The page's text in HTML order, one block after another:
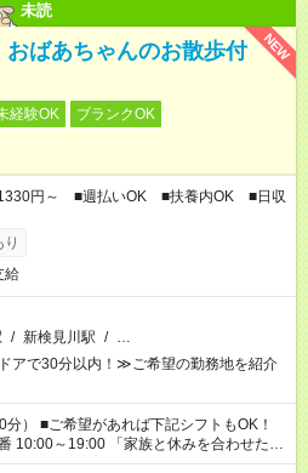
未読
NEW
おばあちゃんのお散歩付
経験OK
ブランクOK
1330円～ ■週払いOK ■扶養内OK ■日収
給
/ 新検見川駅 / …
アで30分以内！≫ご希望の勤務地を紹介
トもOK！
「家族と休みを合わせた
飯の準備がしたい」 「できれば残業はし